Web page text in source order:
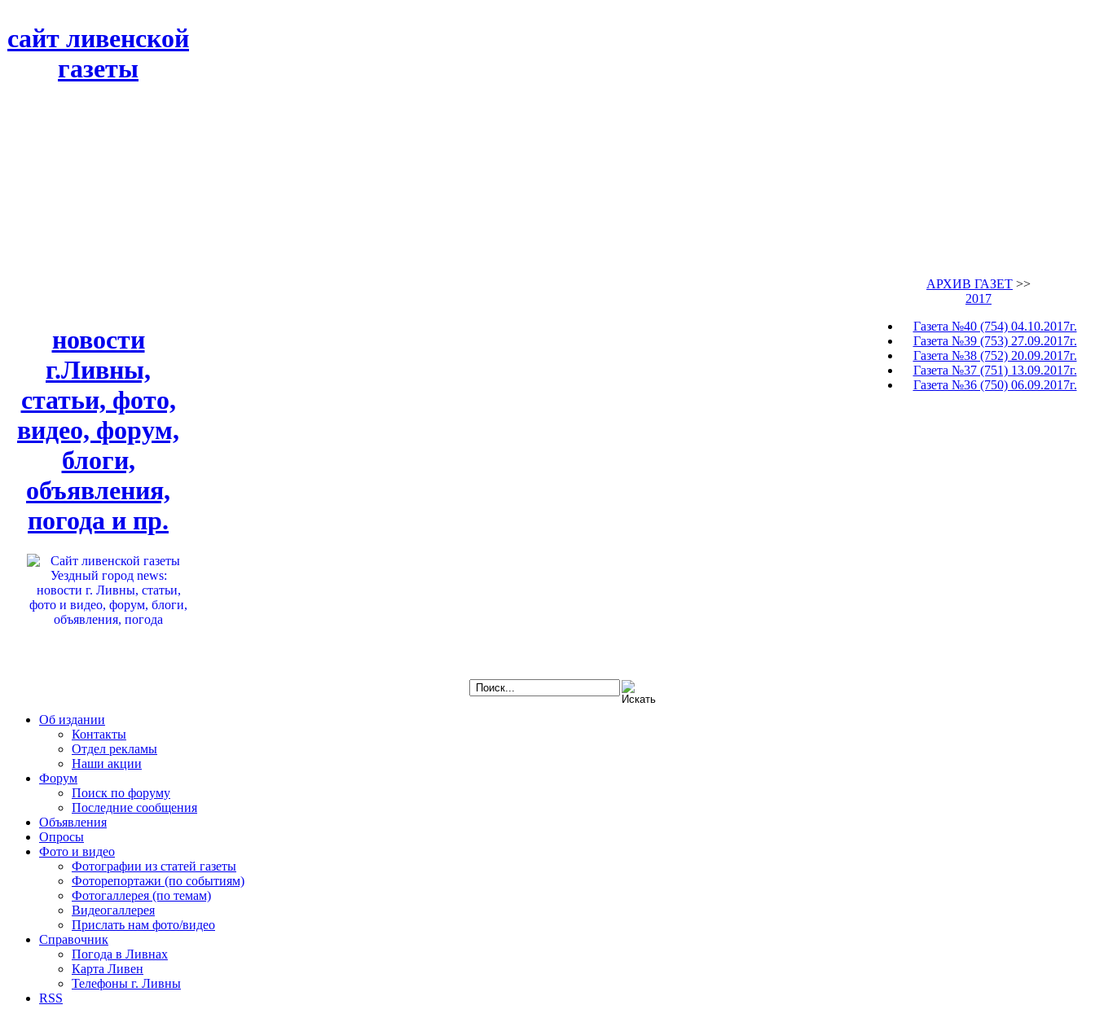
сайт ливенской
газеты
новости
г.Ливны,
статьи, фото,
видео, форум,
блоги,
объявления,
погода и пр.
АРХИВ ГАЗЕТ >>
2017
Газета №40 (754) 04.10.2017г.
Газета №39 (753) 27.09.2017г.
Газета №38 (752) 20.09.2017г.
Газета №37 (751) 13.09.2017г.
Газета №36 (750) 06.09.2017г.
Об издании
Контакты
Отдел рекламы
Наши акции
Форум
Поиск по форуму
Последние сообщения
Объявления
Опросы
Фото и видео
Фотографии из статей газеты
Фоторепортажи (по событиям)
Фотогаллерея (по темам)
Видеогаллерея
Прислать нам фото/видео
Справочник
Погода в Ливнах
Карта Ливен
Телефоны г. Ливны
RSS